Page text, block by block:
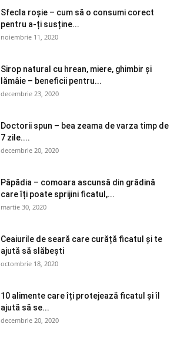
Sfecla roșie – cum să o consumi corect
pentru a-ți susține...
noiembrie 11, 2020
Sirop natural cu hrean, miere, ghimbir și
lămâie – beneficii pentru...
decembrie 23, 2020
Doctorii spun – bea zeama de varza timp de
7 zile....
decembrie 20, 2020
Păpădia – comoara ascunsă din grădină
care îți poate sprijini ficatul,...
martie 30, 2020
Ceaiurile de seară care curăță ficatul și te
ajută să slăbești
octombrie 18, 2020
10 alimente care îți protejează ficatul și îl
ajută să se...
decembrie 20, 2020